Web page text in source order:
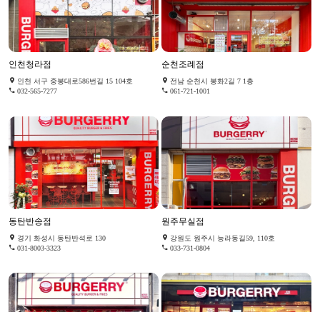
인천청라점
인천 서구 중봉대로586번길 15 104호
032-565-7277
순천조례점
전남 순천시 봉화2길 7 1층
061-721-1001
동탄반송점
경기 화성시 동탄반석로 130
031-8003-3323
원주무실점
강원도 원주시 능라동길59, 110호
033-731-0804